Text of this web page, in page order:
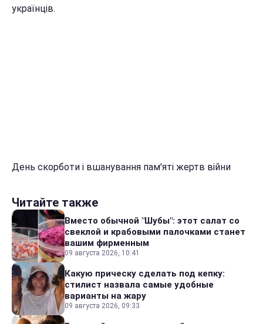
українців.
День скорботи і вшанування пам'яті жертв війни
Читайте также
Вместо обычной "Шубы": этот салат со
свеклой и крабовыми палочками станет
вашим фирменным
09 августа 2026, 10:41
Какую прическу сделать под кепку:
стилист назвала самые удобные
варианты на жару
09 августа 2026, 09:33